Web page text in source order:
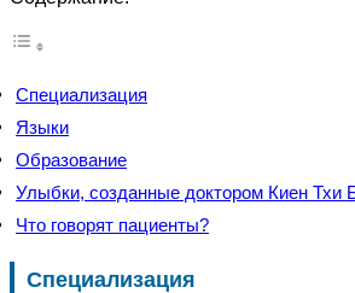
Специализация
Языки
Образование
Улыбки, созданные доктором Киен Тхи
Что говорят пациенты?
Специализация